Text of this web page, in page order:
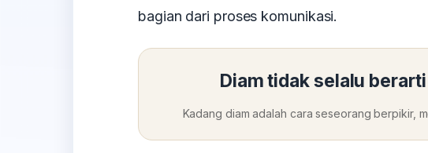
bagian dari proses komunikasi.
Diam tidak selalu
Kadang diam adalah cara seseorang berpikir,